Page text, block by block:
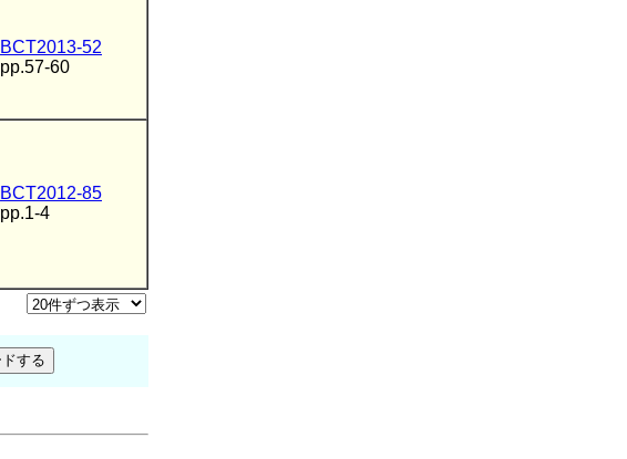
BCT2013-52
pp.57-60
BCT2012-85
pp.1-4